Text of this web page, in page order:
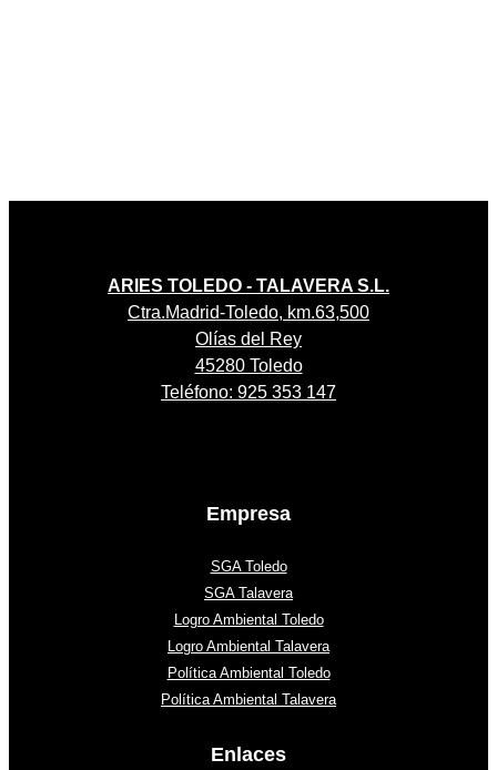
ARIES TOLEDO - TALAVERA S.L.
Ctra.Madrid-Toledo, km.63,500
Olías del Rey
45280 Toledo
Teléfono: 925 353 147
Empresa
SGA Toledo
SGA Talavera
Logro Ambiental Toledo
Logro Ambiental Talavera
Política Ambiental Toledo
Política Ambiental Talavera
Enlaces